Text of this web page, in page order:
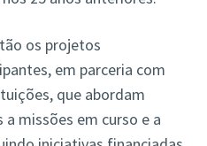
os projetos
em parceria com
que abordam
missões em curso e a